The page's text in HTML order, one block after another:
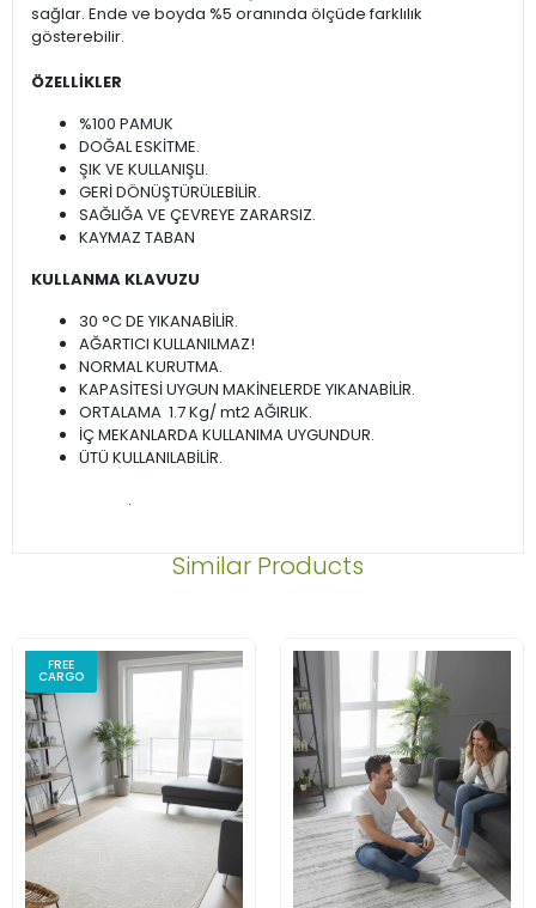
sağlar. Ende ve boyda %5 oranında ölçüde farklılık
gösterebilir.
ÖZELLİKLER
%100 PAMUK
DOĞAL ESKİTME.
ŞIK VE KULLANIŞLI.
GERİ DÖNÜŞTÜRÜLEBİLİR.
SAĞLIĞA VE ÇEVREYE ZARARSIZ.
KAYMAZ TABAN
KULLANMA KLAVUZU
30 °C DE YIKANABİLİR.
AĞARTICI KULLANILMAZ!
NORMAL KURUTMA.
KAPASİTESİ UYGUN MAKİNELERDE YIKANABİLİR.
ORTALAMA 1.7 Kg/ mt2 AĞIRLIK.
İÇ MEKANLARDA KULLANIMA UYGUNDUR.
ÜTÜ KULLANILABİLİR.
.
Similar Products
FREE
CARGO